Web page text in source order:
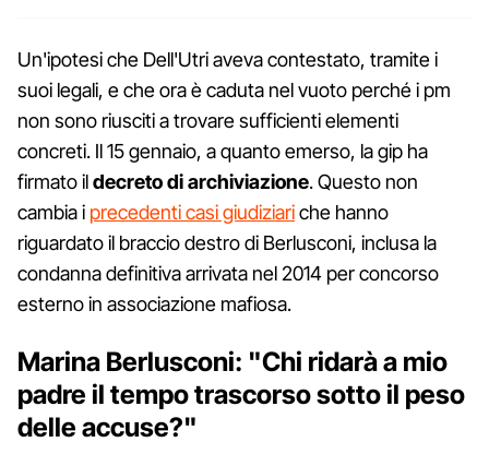
Un'ipotesi che Dell'Utri aveva contestato, tramite i
suoi legali, e che ora è caduta nel vuoto perché i pm
non sono riusciti a trovare sufficienti elementi
concreti. Il 15 gennaio, a quanto emerso, la gip ha
firmato ildecreto di archiviazione. Questo non
cambia i precedenti casi giudiziariche hanno
riguardato il braccio destro di Berlusconi, inclusa la
condanna definitiva arrivata nel 2014 per concorso
esterno in associazione mafiosa.
Marina Berlusconi: "Chi ridarà a mio
padre il tempo trascorso sotto il peso
delle accuse?"